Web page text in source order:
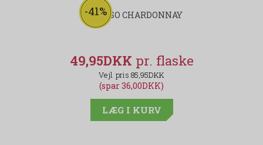
-41%
VEROSSO CHARDONNAY
49,95DKK
85,95DKK
(spar 36,00DKK)
LÆG I KURV